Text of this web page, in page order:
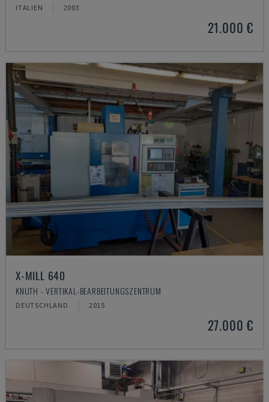
ITALIEN 2003
21.000 €
X-MILL 640
KNUTH - VERTIKAL-BEARBEITUNGSZENTRUM
DEUTSCHLAND 2015
27.000 €